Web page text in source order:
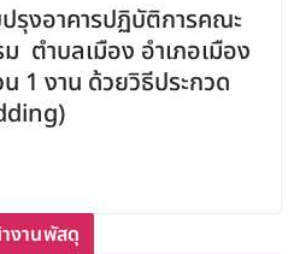
รุงอาคารปฏิบัติการคณะ
ตำบลเมือง อำเภอเมือง
1 งาน ด้วยวิธีประกวด
งานพัสดุ